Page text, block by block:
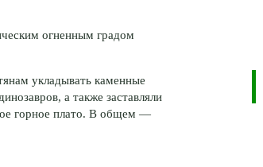
огненным градом
укладывать каменные
а также заставляли
горное плато. В общем —